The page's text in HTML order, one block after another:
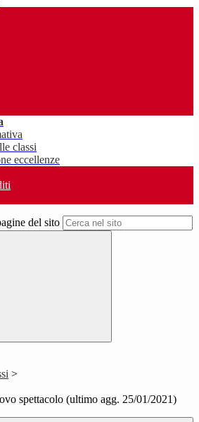
classi
eccellenze
del sito
>
spettacolo (ultimo agg. 25/01/2021)